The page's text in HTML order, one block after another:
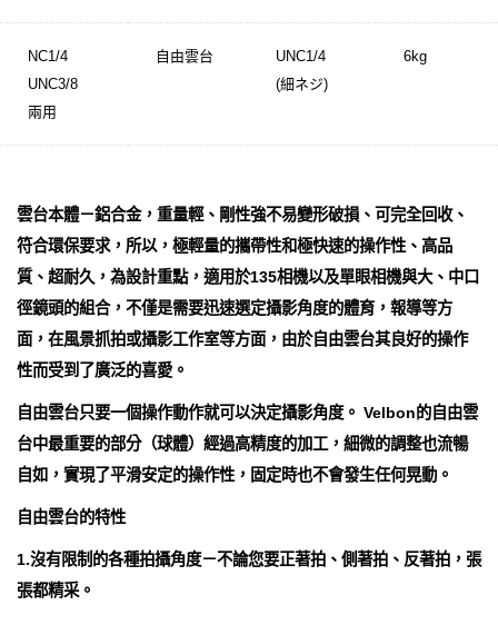
NC1/4
UNC3/8
兩用
自由雲台
UNC1/4
(細ネジ)
6kg
雲台本體－鋁合金，重量輕、剛性強不易變形破損、可完全回收、
符合環保要求，所以，極輕量的攜帶性和極快速的操作性、高品
質、超耐久，為設計重點，適用於135相機以及單眼相機與大、中口
徑鏡頭的組合，不僅是需要迅速選定攝影角度的體育，報導等方
面，在風景抓拍或攝影工作室等方面，由於自由雲台其良好的操作
性而受到了廣泛的喜愛。
自由雲台只要一個操作動作就可以決定攝影角度。 Velbon的自由雲
台中最重要的部分（球體）經過高精度的加工，細微的調整也流暢
自如，實現了平滑安定的操作性，固定時也不會發生任何晃動。
自由雲台的特性
1.沒有限制的各種拍攝角度－不論您要正著拍、側著拍、反著拍，張
張都精采。